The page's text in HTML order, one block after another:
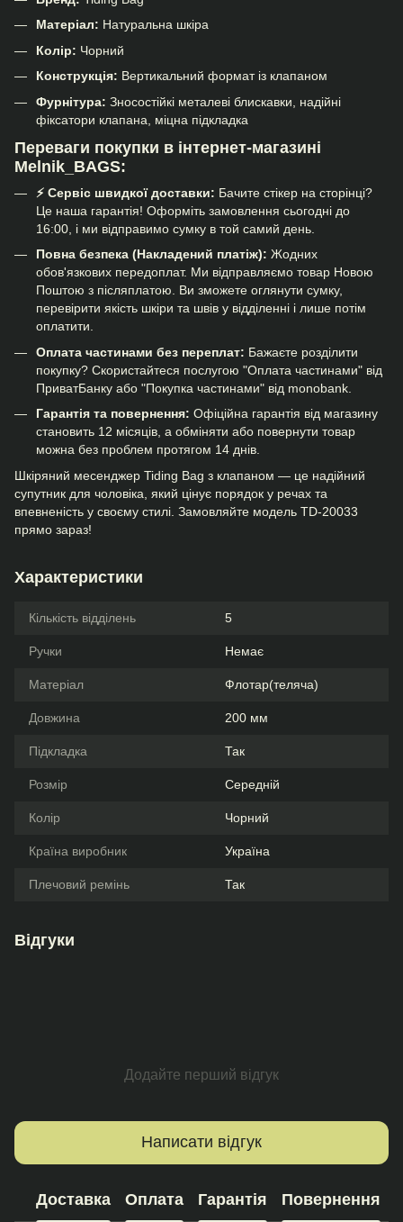
Матеріал: Натуральна шкіра
Колір: Чорний
Конструкція: Вертикальний формат із клапаном
Фурнітура: Зносостійкі металеві блискавки, надійні
фіксатори клапана, міцна підкладка
Переваги покупки в інтернет-магазині
Melnik_BAGS:
⚡ Сервіс швидкої доставки: Бачите стікер на сторінці?
Це наша гарантія! Оформіть замовлення сьогодні до
16:00, і ми відправимо сумку в той самий день.
Повна безпека (Накладений платіж): Жодних
обов'язкових передоплат. Ми відправляємо товар Новою
Поштою з післяплатою. Ви зможете оглянути сумку,
перевірити якість шкіри та швів у відділенні і лише потім
оплатити.
Оплата частинами без переплат: Бажаєте розділити
покупку? Скористайтеся послугою "Оплата частинами" від
ПриватБанку або "Покупка частинами" від monobank.
Гарантія та повернення: Офіційна гарантія від магазину
становить 12 місяців, а обміняти або повернути товар
можна без проблем протягом 14 днів.
Шкіряний месенджер Tiding Bag з клапаном — це надійний
супутник для чоловіка, який цінує порядок у речах та
впевненість у своєму стилі. Замовляйте модель TD-20033
прямо зараз!
Характеристики
Кількість відділень 5
Ручки Немає
Матеріал Флотар(теляча)
Довжина 200 мм
Підкладка Так
Розмір Середній
Колір Чорний
Країна виробник Україна
Плечовий ремінь Так
Відгуки
Додайте перший відгук
Написати відгук
Доставка Оплата Гарантія Повернення